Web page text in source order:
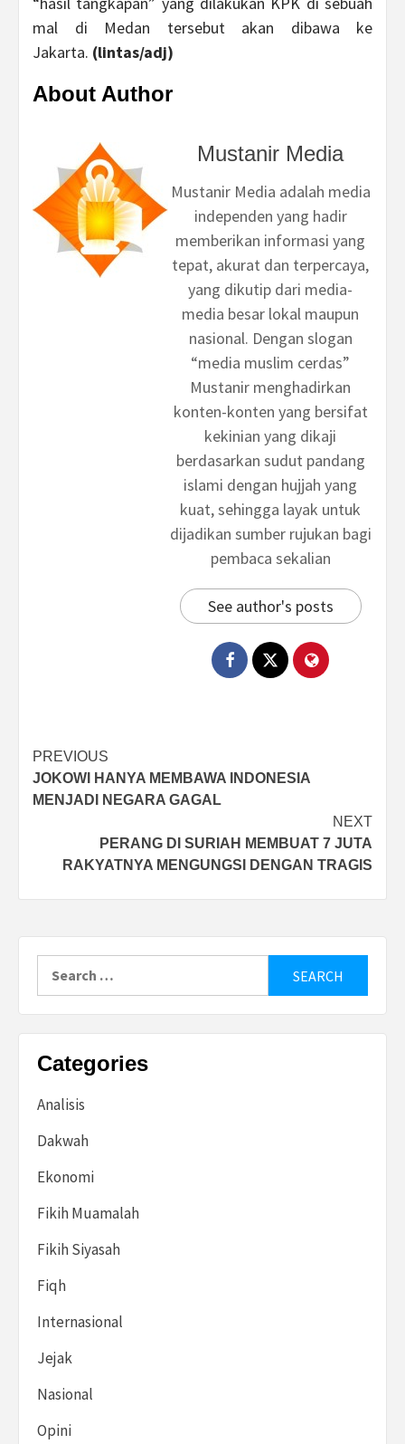
mal di Medan tersebut akan dibawa ke
Jakarta. (lintas/adj)
About Author
Mustanir Media
Mustanir Media adalah media
independen yang hadir
memberikan informasi yang
tepat, akurat dan terpercaya,
yang dikutip dari media-
media besar lokal maupun
nasional. Dengan slogan
“media muslim cerdas”
Mustanir menghadirkan
konten-konten yang bersifat
kekinian yang dikaji
berdasarkan sudut pandang
islami dengan hujjah yang
kuat, sehingga layak untuk
dijadikan sumber rujukan bagi
pembaca sekalian
See author's posts
Post
navigation
PREVIOUS
JOKOWI HANYA MEMBAWA INDONESIA
MENJADI NEGARA GAGAL
NEXT
PERANG DI SURIAH MEMBUAT 7 JUTA
RAKYATNYA MENGUNGSI DENGAN TRAGIS
Categories
Analisis
Dakwah
Ekonomi
Fikih Muamalah
Fikih Siyasah
Fiqh
Internasional
Jejak
Nasional
Opini